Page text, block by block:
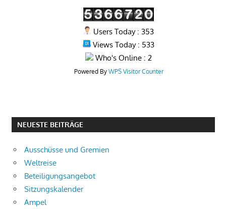
Users Today : 353
Views Today : 533
Who's Online : 2
Powered By WPS Visitor Counter
NEUESTE BEITRÄGE
Ausschüsse und Gremien
Weltreise
Beteiligungsangebot
Sitzungskalender
Ampel